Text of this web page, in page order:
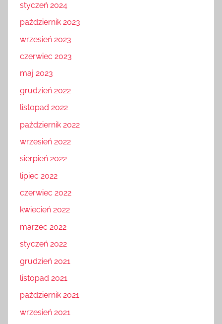
styczeń 2024
październik 2023
wrzesień 2023
czerwiec 2023
maj 2023
grudzień 2022
listopad 2022
październik 2022
wrzesień 2022
sierpień 2022
lipiec 2022
czerwiec 2022
kwiecień 2022
marzec 2022
styczeń 2022
grudzień 2021
listopad 2021
październik 2021
wrzesień 2021